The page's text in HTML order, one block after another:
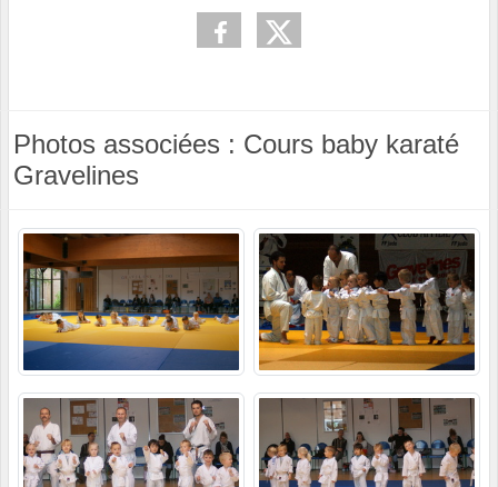
Photos associées : Cours baby karaté
Gravelines